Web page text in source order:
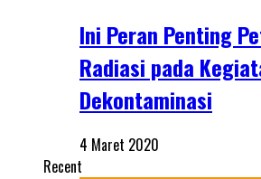
Ini Peran Penting
Radiasi pada
Dekontaminasi
4 Maret 2020
Recent